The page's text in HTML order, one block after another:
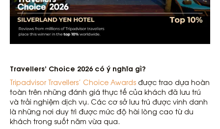
Travellers’ Choice 2026 có ý nghĩa gì?
Tripadvisor Travellers’ Choice Awards được trao dựa hoàn
toàn trên những đánh giá thực tế của khách đã lưu trú
và trải nghiệm dịch vụ. Các cơ sở lưu trú được vinh danh
là những nơi duy trì được mức độ hài lòng cao từ du
khách trong suốt năm vừa qua.